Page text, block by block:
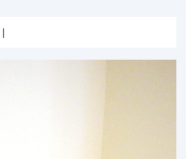
|